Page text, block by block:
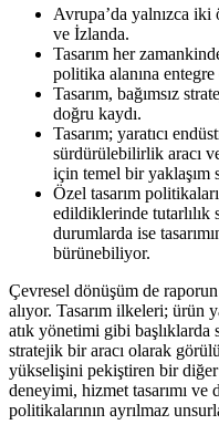
Avrupa’da yalnızca iki
ve İzlanda.
Tasarım her
politika alanına
Tasarım, bağımsız
doğru kaydı.
Tasarım; yaratıcı
sürdürülebilirlik aracı
için temel bir yaklaşım
Özel tasarım
edildiklerinde tutarlılık
durumlarda ise
bürünebiliyor.
Çevresel dönüşüm de
alıyor. Tasarım ilkeleri; ürün
atık yönetimi gibi başlıklarda
stratejik bir aracı olarak
yükselişini pekiştiren bir diğer
deneyimi, hizmet tasarımı
politikalarının ayrılmaz